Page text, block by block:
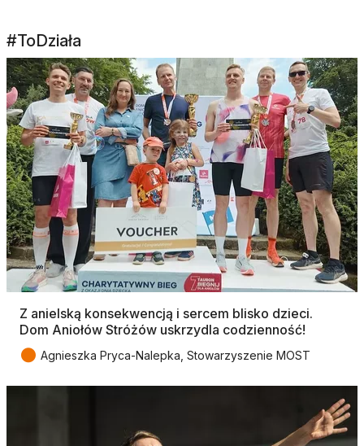
#ToDziała
Z anielską konsekwencją i sercem blisko dzieci.
Dom Aniołów Stróżów uskrzydla codzienność!
● Agnieszka Pryca-Nalepka, Stowarzyszenie MOST